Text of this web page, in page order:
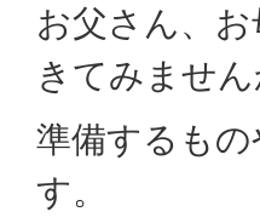
お父さん、
きてみません
準備するも
す。